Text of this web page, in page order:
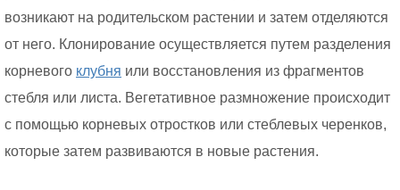
возникают на родительском растении и затем отделяются
от него. Клонирование осуществляется путем разделения
корневого клубня или восстановления из фрагментов
стебля или листа. Вегетативное размножение происходит
с помощью корневых отростков или стеблевых черенков,
которые затем развиваются в новые растения.